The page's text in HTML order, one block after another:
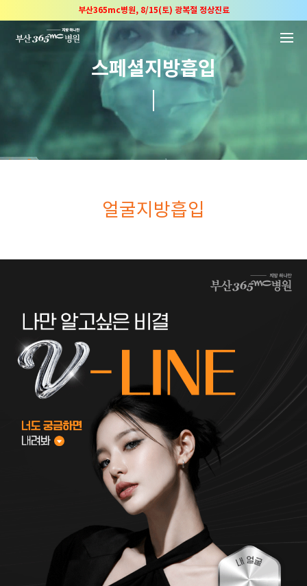
2025 "부산365mc 보건복지부 장관상" 수상!
부산365mc병원, 8/15(토) 광복절 정상진료
부산365mc병원, 2년 연속 "Awards 2관왕" 수상
2025 "부산365mc 보건복지부 장관상" 수상!
스페셜지방흡입
얼굴지방흡입
내
얼굴
V라인
미리보기